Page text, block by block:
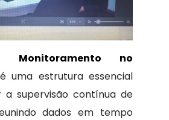
Monitoramento no
é uma estrutura essencial
a supervisão contínua de
dados em tempo